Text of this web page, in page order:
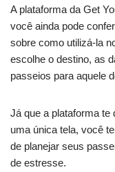
A plataforma da Get
você ainda pode
sobre como utilizá-la
escolhe o destino, as
passeios para aquele
Já que a plataforma te
uma única tela, você
de planejar seus
de estresse.